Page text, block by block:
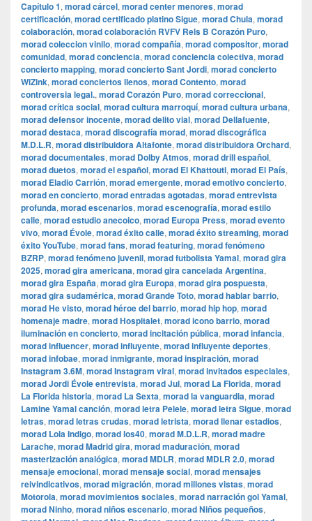
Capítulo 1, morad cárcel, morad center menores, morad
certificación, morad certificado platino Sigue, morad Chula, morad
colaboración, morad colaboración RVFV Rels B Corazón Puro,
morad coleccion vinilo, morad compañía, morad compositor, morad
comunidad, morad conciencia, morad conciencia colectiva, morad
concierto mapping, morad concierto Sant Jordi, morad concierto
WiZink, morad conciertos llenos, morad Contento, morad
controversia legal., morad Corazón Puro, morad correccional,
morad crítica social, morad cultura marroquí, morad cultura urbana,
morad defensor inocente, morad delito vial, morad Dellafuente,
morad destaca, morad discografía morad, morad discográfica
M.D.L.R, morad distribuidora Altafonte, morad distribuidora Orchard,
morad documentales, morad Dolby Atmos, morad drill español,
morad duetos, morad el español, morad El Khattouti, morad El País,
morad Eladio Carrión, morad emergente, morad emotivo concierto,
morad en concierto, morad entradas agotadas, morad entrevista
profunda, morad escenarios, morad escenografía, morad estilo
calle, morad estudio anecoico, morad Europa Press, morad evento
vivo, morad Évole, morad éxito calle, morad éxito streaming, morad
éxito YouTube, morad fans, morad featuring, morad fenómeno
BZRP, morad fenómeno juvenil, morad futbolista Yamal, morad gira
2025, morad gira americana, morad gira cancelada Argentina,
morad gira España, morad gira Europa, morad gira pospuesta,
morad gira sudamérica, morad Grande Toto, morad hablar barrio,
morad He visto, morad héroe del barrio, morad hip hop, morad
homenaje madre, morad Hospitalet, morad icono barrio, morad
iluminación en concierto, morad incitación pública, morad infancia,
morad influencer, morad influyente, morad influyente deportes,
morad infobae, morad inmigrante, morad inspiración, morad
Instagram 3.6M, morad Instagram viral, morad invitados especiales,
morad Jordi Évole entrevista, morad Jul, morad La Florida, morad
La Florida historia, morad La Sexta, morad la vanguardia, morad
Lamine Yamal canción, morad letra Pelele, morad letra Sigue, morad
letras, morad letras crudas, morad letrista, morad llenar estadios,
morad Lola Indigo, morad los40, morad M.D.L.R, morad madre
Larache, morad Madrid gira, morad maduración, morad
masterización analógica, morad MDLR, morad MDLR 2.0, morad
mensaje emocional, morad mensaje social, morad mensajes
reivindicativos, morad migración, morad millones vistas, morad
Motorola, morad movimientos sociales, morad narración gol Yamal,
morad Ninho, morad niños escenario, morad Niños pequeños,